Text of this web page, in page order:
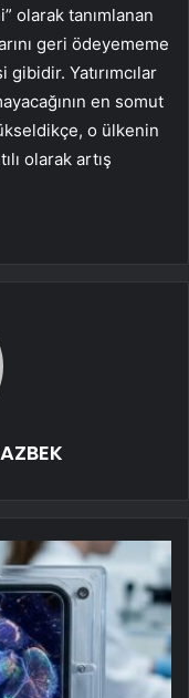
olarak tanımlanan
geri ödeyememe
Yatırımcılar
en somut
o ülkenin
olarak artış